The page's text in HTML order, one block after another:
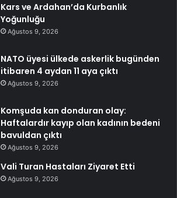
Kars ve Ardahan’da Kurbanlık
Yoğunluğu
Ağustos 9, 2026
NATO üyesi ülkede askerlik bugünden
itibaren 4 aydan 11 aya çıktı
Ağustos 9, 2026
Komşuda kan donduran olay:
Haftalardır kayıp olan kadının bedeni
bavuldan çıktı
Ağustos 9, 2026
Vali Turan Hastaları Ziyaret Etti
Ağustos 9, 2026